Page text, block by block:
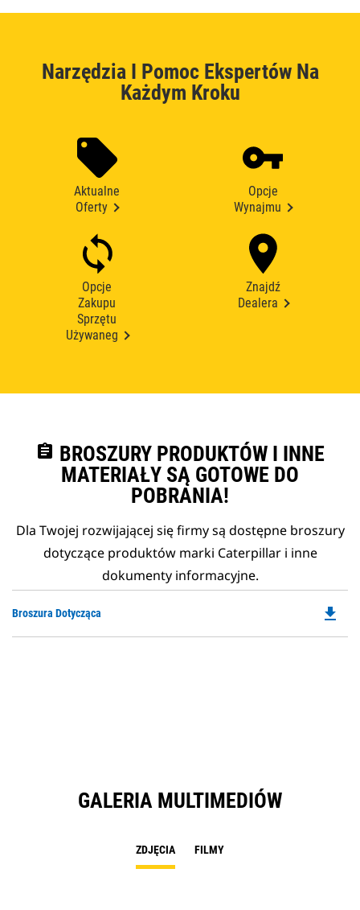
Narzędzia I Pomoc Ekspertów Na
Każdym Kroku
Aktualne
Oferty
Opcje
Wynajmu
Opcje
Zakupu
Sprzętu
Używaneg
Znajdź
Dealera
assignment BROSZURY PRODUKTÓW I INNE
MATERIAŁY SĄ GOTOWE DO
POBRANIA!
Dla Twojej rozwijającej się firmy są dostępne broszury
dotyczące produktów marki Caterpillar i inne
dokumenty informacyjne.
Broszura Dotycząca file_download
GALERIA MULTIMEDIÓW
ZDJĘCIA FILMY